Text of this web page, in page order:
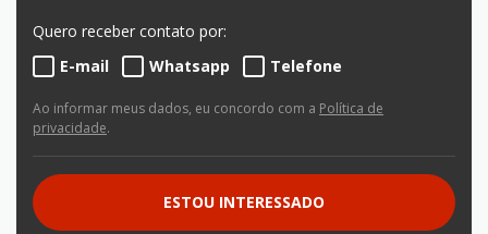
Quero receber contato por:
E-mail
Whatsapp Telefone
Ao informar meus dados, eu concordo com a Política de
privacidade.
ESTOU INTERESSADO